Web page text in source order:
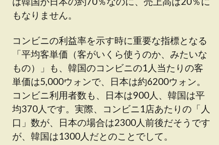
もなりません。
コンビニの利益率を示す時に重要な指標となる
「平均客単価（客がいくら使うのか、みたいな
もの）」も、韓国のコンビニの1人当たりの客
単価は5,000ウォンで、日本は約6200ウォン。
コンビニ利用者数も、日本は900人、韓国は平
均370人です。実際、コンビニ1店あたりの「人
口」数が、日本の場合は2300人前後だそうです
が、韓国は1300人だとのことでして。